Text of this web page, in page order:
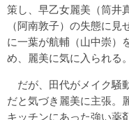
策し、早乙女麗美（筒井
（阿南敦子）の失態に
に一葉が航輔（山中崇）
め、麗美に気に入られる
だが、田代がメイク騒
だと気づき麗美に主張。
キッチンにあった強い薬